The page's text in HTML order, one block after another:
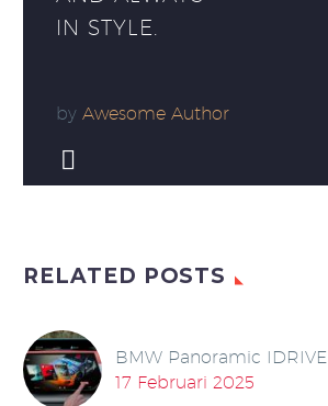
IN STYLE.
by Awesome Author


RELATED POSTS
BMW Panoramic IDRIVE
17 Februari 2025